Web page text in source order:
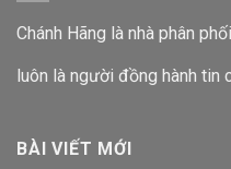
Chánh Hãng là nhà phân
luôn là người đồng hành tin
BÀI VIẾT MỚI